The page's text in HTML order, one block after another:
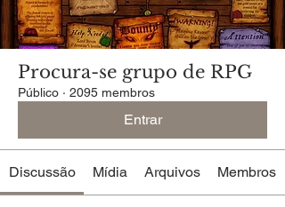
Procura-se grupo de RPG
Público · 2095 membros
Entrar
Discussão Mídia Arquivos Membros